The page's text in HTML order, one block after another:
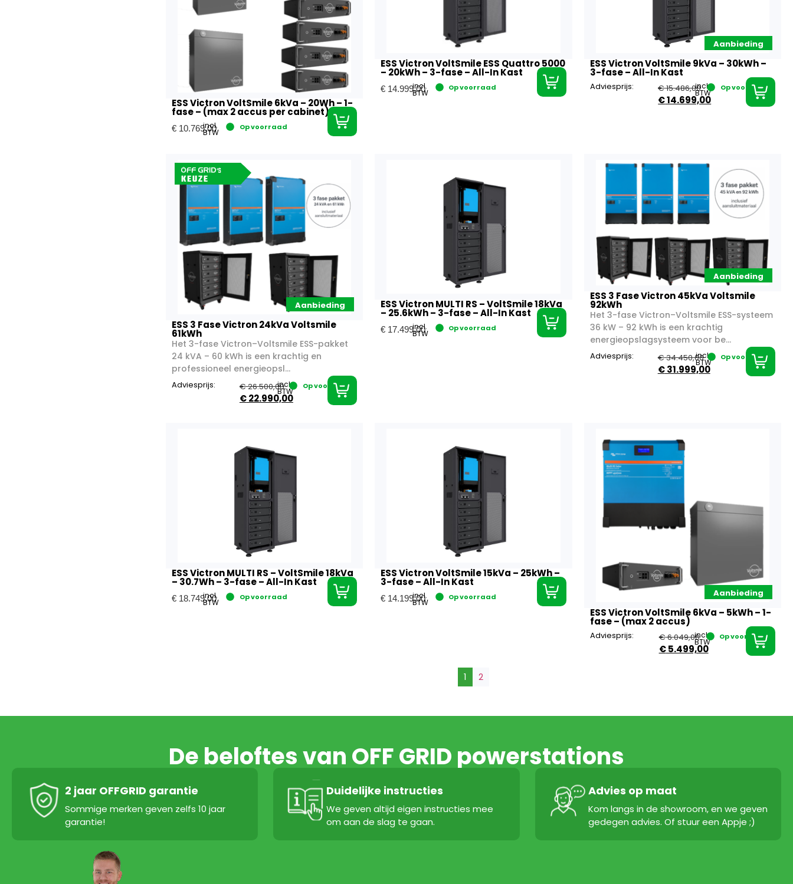
ESS Victron VoltSmile 6kVa – 20Wh – 1-
fase – (max 2 accus per cabinet)
€10.769,00
incl.
BTW
Op voorraad
ESS Victron VoltSmile ESS Quattro 5000
– 20kWh – 3-fase – All-In Kast
€ 14.999,00
incl.
BTW
Op voorraad
Aanbieding
ESS Victron VoltSmile 9kVa – 30kWh –
3-fase – All-In Kast
Adviesprijs: €15.486,00
€14.699,00
incl.
BTW
Op voorraad
Aanbieding
ESS 3 Fase Victron 24kVa Voltsmile
61kWh
Het 3-fase Victron–Voltsmile ESS-pakket
24 kVA – 60 kWh is een krachtig en
professioneel energieopsl...
Adviesprijs: €26.500,00
€22.990,00
incl.
BTW
Op voorraad
ESS Victron MULTI RS – VoltSmile 18kVa
– 25.6kWh – 3-fase – All-In Kast
€ 17.499,00
incl.
BTW
Op voorraad
Aanbieding
ESS 3 Fase Victron 45kVa Voltsmile
92kWh
Het 3-fase Victron–Voltsmile ESS-systeem
36 kW – 92 kWh is een krachtig
energieopslagsysteem voor be...
Adviesprijs: €34.450,00
€31.999,00
incl.
BTW
Op voorraad
ESS Victron MULTI RS – VoltSmile 18kVa
– 30.7Wh – 3-fase – All-In Kast
€18.749,00
incl.
BTW
Op voorraad
ESS Victron VoltSmile 15kVa – 25kWh –
3-fase – All-In Kast
€ 14.199,00
incl.
BTW
Op voorraad Aanbieding
ESS Victron VoltSmile 6kVa – 5kWh – 1-
fase – (max 2 accus)
Adviesprijs: €6.049,00
€5.499,00
incl.
BTW
Op voorraad
1 2
De beloftes van OFF GRID powerstations
2 jaar OFFGRID garantie
Sommige merken geven zelfs 10 jaar
garantie!
Duidelijke instructies
We geven altijd eigen instructies mee
om aan de slag te gaan.
Advies op maat
Kom langs in de showroom, en we geven
gedegen advies. Of stuur een Appje ;)